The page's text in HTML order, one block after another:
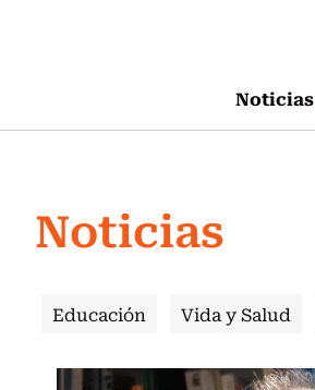
Noticias
Noticias
Educación Vida y Salud